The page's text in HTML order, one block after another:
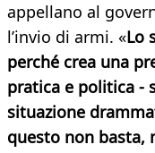
appellano al
l’invio di armi. «Lo
perché crea una
pratica e politica -
situazione
questo non basta,